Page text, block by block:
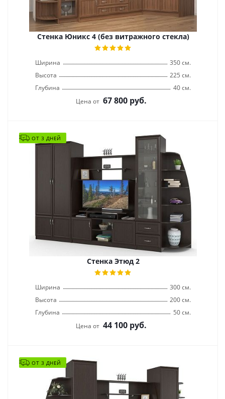
Стенка Юникс 4 (без витражного стекла)
Ширина
350 см.
Высота
225 см.
Глубина
40 см.
Цена от 67 800 руб.
ОТ 3 ДНЕЙ
Стенка Этюд 2
Ширина
300 см.
Высота
200 см.
Глубина
50 см.
Цена от 44 100 руб.
ОТ 3 ДНЕЙ